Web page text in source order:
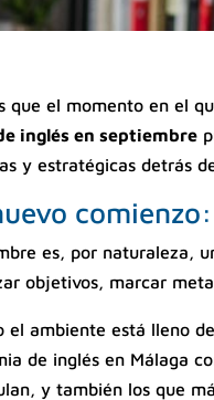
que el momento en el
inglés en septiembre
y estratégicas detrás
es, por naturaleza,
objetivos, marcar
el ambiente está lleno
de inglés en Málaga
y también los que